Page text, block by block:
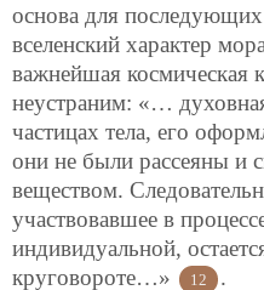
основа для
вселенский характер
важнейшая космическая
неустраним: «… духовная
частицах тела, его
они не были рассеяны и
веществом.
участвовавшее в
индивидуальной,
круговороте…»
12 .